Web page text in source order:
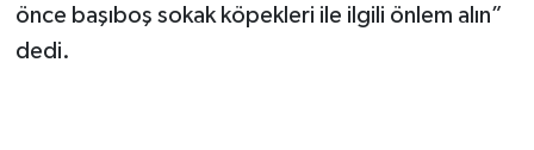
önce başıboş sokak köpekleri ile ilgili önlem alın”
dedi.